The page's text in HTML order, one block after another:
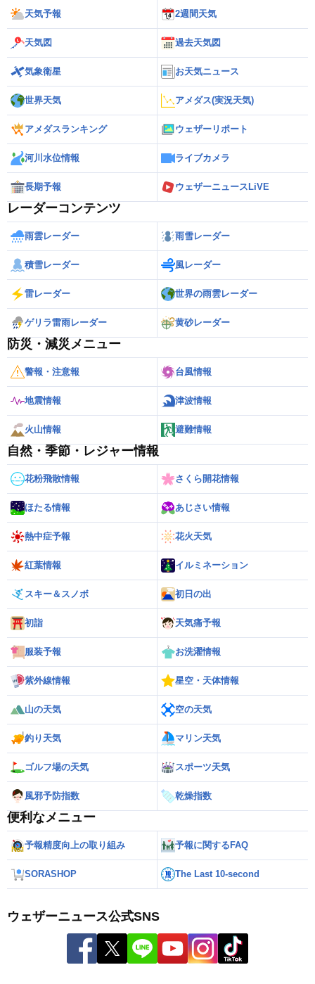
天気予報 2週間天気
天気図 過去天気図
気象衛星 お天気ニュース
世界天気 アメダス(実況天気)
アメダスランキング ウェザーリポート
河川水位情報 ライブカメラ
長期予報 ウェザーニュースLiVE
レーダーコンテンツ
雨雲レーダー 雨雪レーダー
積雪レーダー 風レーダー
雷レーダー 世界の雨雲レーダー
ゲリラ雷雨レーダー 黄砂レーダー
防災・減災メニュー
警報・注意報 台風情報
地震情報 津波情報
火山情報 避難情報
自然・季節・レジャー情報
花粉飛散情報 さくら開花情報
ほたる情報 あじさい情報
熱中症予報 花火天気
紅葉情報 イルミネーション
スキー＆スノボ 初日の出
初詣 天気痛予報
服装予報 お洗濯情報
紫外線情報 星空・天体情報
山の天気 空の天気
釣り天気 マリン天気
ゴルフ場の天気 スポーツ天気
風邪予防指数 乾燥指数
便利なメニュー
予報精度向上の取り組み 予報に関するFAQ
SORASHOP The Last 10-second
ウェザーニュース公式SNS